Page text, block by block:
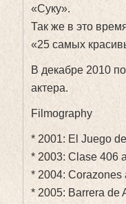
«Суку».
Так же в это
«25 самых
В декабре 2010
актера.
Filmography
* 2001: El Juego
* 2003: Clase 406
* 2004:
* 2005: Barrera de